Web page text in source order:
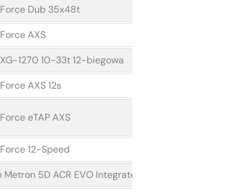
Dub 35x48t
AXS
1270 10-33t 12-biegowa
AXS 12s
eTAP AXS
12-Speed
Metron 5D ACR EVO Integrated, Reach 80mm, Drop 125